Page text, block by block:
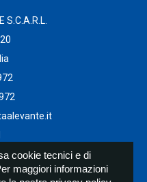
cookie tecnici e di
maggiori informazioni
S.C.A.R.L.